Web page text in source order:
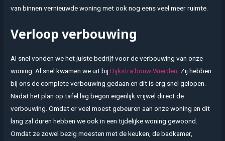
van binnen vernieuwde woning met ook nog eens veel meer ruimte.
Verloop verbouwing
Al snel vonden we het juiste bedrijf voor de verbouwing van onze
woning. Al snel kwamen we uit bijDijkstra bouw Wierden . Zij hebben
bij ons de complete verbouwing gedaan en dit is erg snel gelopen.
Nadat het plan op tafel lag begon eigenlijk vrijwel direct de
verbouwing. Omdat er veel moest gebeuren aan onze woning en dit
lang zal duren hebben we ook in een tijdelijke woning gewoond.
Omdat ze zowel bezig moesten met de keuken, de badkamer,